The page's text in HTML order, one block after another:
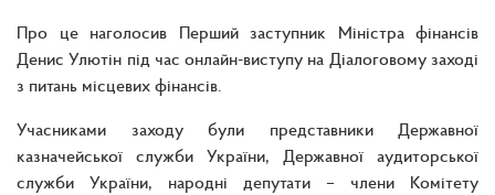
Про це наголосив Перший заступник Міністра фінансів
Денис Улютін під час онлайн-виступу на Діалоговому заході
з питань місцевих фінансів.
Учасниками заходу були представники Державної
казначейської служби України, Державної аудиторської
служби України, народні депутати – члени Комітету